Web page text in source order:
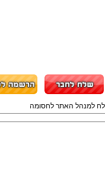
למנהל האתר לחסומה